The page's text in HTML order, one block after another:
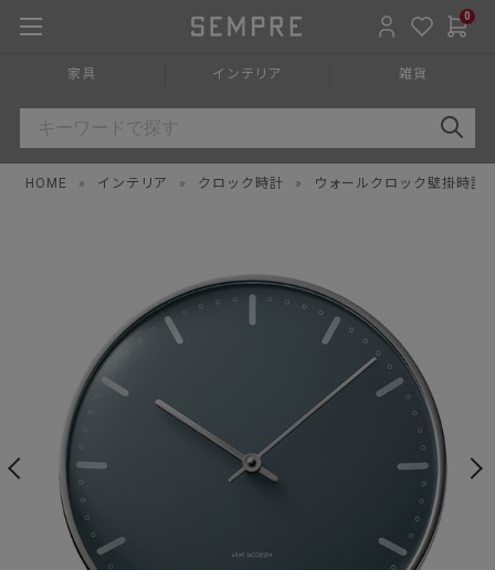
0
家具 インテリア 雑貨
HOME » インテリア » クロック時計 » ウォールクロック壁掛時計